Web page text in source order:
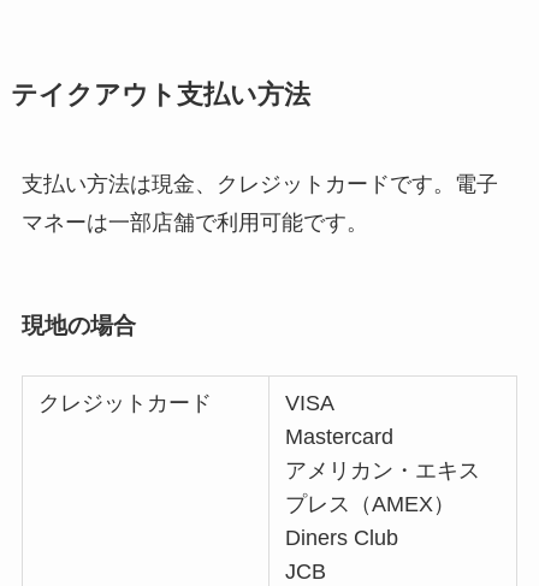
テイクアウト支払い方法
支払い方法は現金、クレジットカードです。電子
マネーは一部店舗で利用可能です。
現地の場合
クレジットカード
VISA
Mastercard
アメリカン・エキス
プレス（AMEX）
Diners Club
JCB